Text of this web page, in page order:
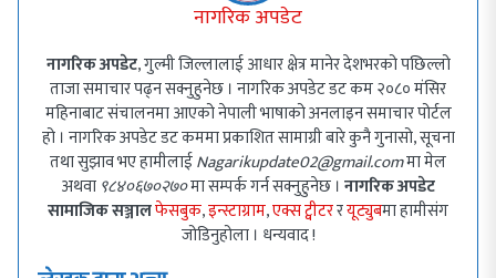
नागरिक अपडेट
नागरिक अपडेट, गुल्मी जिल्लालाई आधार क्षेत्र मानेर देशभरको पछिल्लो
ताजा समाचार पढ्न सक्नुहुनेछ । नागरिक अपडेट डट कम २०८० मंसिर
महिनाबाट संचालनमा आएको नेपाली भाषाको अनलाइन समाचार पोर्टल
हो । नागरिक अपडेट डट कममा प्रकाशित सामाग्री बारे कुनै गुनासो, सूचना
तथा सुझाव भए हामीलाईNagarikupdate02@gmail.comमा मेल
अथवा ९८४०६७०२७०मा सम्पर्क गर्न सक्नुहुनेछ । नागरिक अपडेट
सामाजिक सञ्जालफेसबुक,इन्स्टाग्राम,एक्स ट्वीटररयूट्युबमा हामीसंग
जोडिनुहोला । धन्यवाद !